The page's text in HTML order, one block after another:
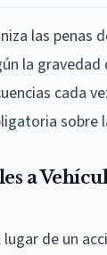
las penas
la gravedad
cada
sobre
a
de un